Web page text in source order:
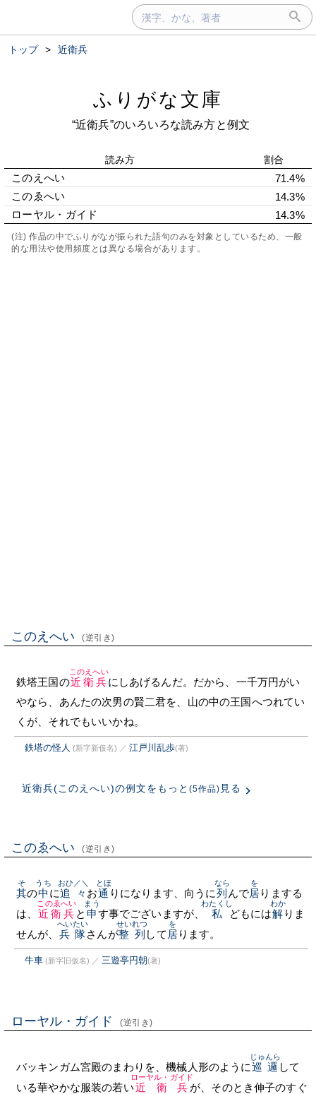
トップ > 近衛兵
ふりがな文庫
“近衛兵”のいろいろな読み方と例文
読み方 割合
このえへい
71.4%
このゑへい
14.3%
ローヤル・ガイド
14.3%
(注) 作品の中でふりがなが振られた語句のみを対象としているため、一般
的な用法や使用頻度とは異なる場合があります。
このえへい (逆引き)
鉄塔王国の近衛兵
このえへい
にしあげるんだ。だから、一千万円がい
やなら、あんたの次男の賢二君を、山の中の王国へつれてい
くが、それでもいいかね。
鉄塔の怪人 (新字新仮名) ／ 江戸川乱歩(著)
近衛兵(このえへい)の例文をもっと (5作品) 見る
このゑへい (逆引き)
其
そ
の中
うち
に追々
おひ／＼
お通
とほ
りになります、向うに列
なら
んで居
を
りまする
は、 近衛兵
このゑへい
と 申
まう
す事でございますが、 私
わたくし
どもには解
わか
りま
せんが、 兵隊
へいたい
さんが整列
せいれつ
して 居
を
ります。
牛車 (新字旧仮名) ／ 三遊亭円朝(著)
ローヤル・ガイド (逆引き)
バッキンガム宮殿のまわりを、機械人形のように巡邏
じゅんら
して
いる華やかな服装の若い近衛兵
ローヤル・ガイド
が、そのとき伸子のすぐ